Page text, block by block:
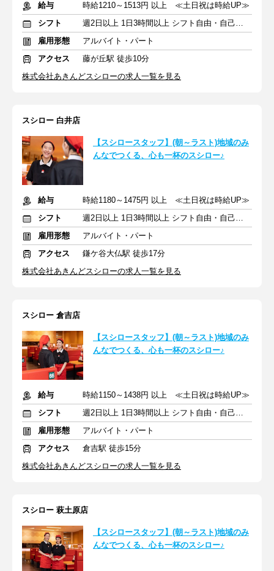
給与
時給1210～1513円 以上 ≪土日祝は時給UP≫
シフト
週2日以上 1日3時間以上 シフト自由・自己申告
雇用形態
アルバイト・パート
アクセス
藤が丘駅 徒歩10分
株式会社あきんどスシローの求人一覧を見る
スシロー 白井店
【スシロースタッフ】(朝～ラスト)地域のみ
んなでつくる、心も一杯のスシロー♪
給与
時給1180～1475円 以上 ≪土日祝は時給UP≫
シフト
週2日以上 1日3時間以上 シフト自由・自己申告
雇用形態
アルバイト・パート
アクセス
鎌ケ谷大仏駅 徒歩17分
株式会社あきんどスシローの求人一覧を見る
スシロー 倉吉店
【スシロースタッフ】(朝～ラスト)地域のみ
んなでつくる、心も一杯のスシロー♪
給与
時給1150～1438円 以上 ≪土日祝は時給UP≫
シフト
週2日以上 1日3時間以上 シフト自由・自己申告
雇用形態
アルバイト・パート
アクセス
倉吉駅 徒歩15分
株式会社あきんどスシローの求人一覧を見る
スシロー 萩土原店
【スシロースタッフ】(朝～ラスト)地域のみ
んなでつくる、心も一杯のスシロー♪